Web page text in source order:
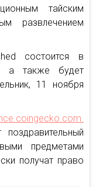
тайским
развлечением
состоится в
а также будет
11 ноября
предметами
получат право